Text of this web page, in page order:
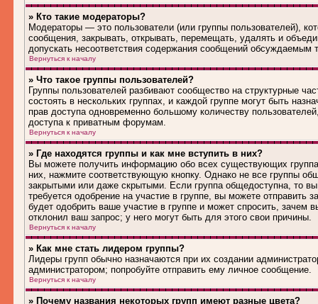
» Кто такие модераторы?
Модераторы — это пользователи (или группы пользователей),
сообщения, закрывать, открывать, перемещать, удалять и
допускать несоответствия содержания сообщений
Вернуться к началу
» Что такое группы пользователей?
Группы пользователей разбивают сообщество на структурные
состоять в нескольких группах, и каждой группе могут быть
прав доступа одновременно большому количеству
доступа к приватным форумам.
Вернуться к началу
» Где находятся группы и как мне вступить в них?
Вы можете получить информацию обо всех существующих
них, нажмите соответствующую кнопку. Однако не все группы
закрытыми или даже скрытыми. Если группа общедоступна, то
требуется одобрение на участие в группе, вы можете
будет одобрить ваше участие в группе и может спросить, зачем
отклонил ваш запрос; у него могут быть для этого свои причины.
Вернуться к началу
» Как мне стать лидером группы?
Лидеры групп обычно назначаются при их создании
администратором; попробуйте отправить ему личное сообщение.
Вернуться к началу
» Почему названия некоторых групп имеют разные цвета?